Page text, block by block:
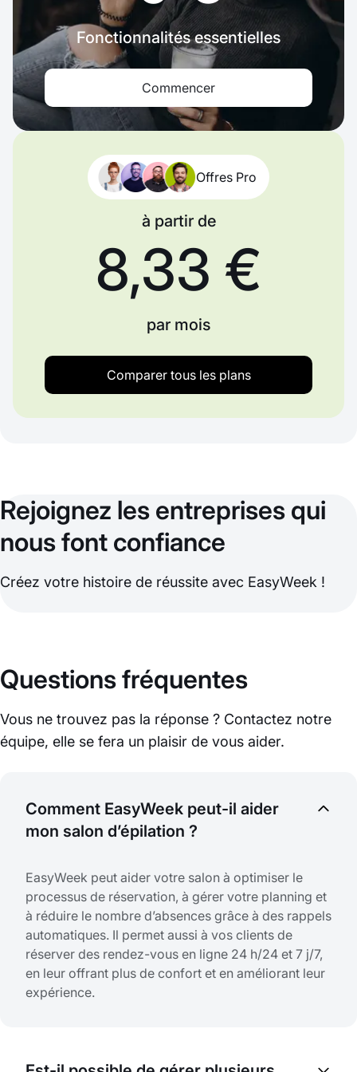
Fonctionnalités essentielles
Commencer
Offres Pro
à partir de
8,33 €
par mois
Comparer tous les plans
Rejoignez les entreprises qui
nous font confiance
Créez votre histoire de réussite avec EasyWeek !
Questions fréquentes
Vous ne trouvez pas la réponse ? Contactez notre
équipe, elle se fera un plaisir de vous aider.
Comment EasyWeek peut-il aider
mon salon d’épilation ?
EasyWeek peut aider votre salon à optimiser le
processus de réservation, à gérer votre planning et
à réduire le nombre d’absences grâce à des rappels
automatiques. Il permet aussi à vos clients de
réserver des rendez-vous en ligne 24 h/24 et 7 j/7,
en leur offrant plus de confort et en améliorant leur
expérience.